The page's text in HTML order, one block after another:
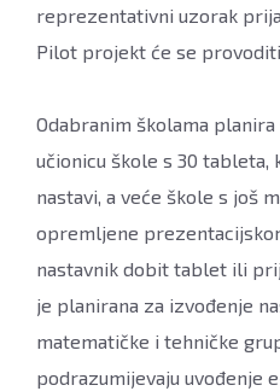
reprezentativni uzorak
Pilot projekt će se provoditi
Odabranim školama
učionicu škole s 30 tableta,
nastavi, a veće škole s još
opremljene
nastavnik dobit tablet ili
je planirana za izvođenje
matematičke i tehničke
podrazumijevaju uvođenje